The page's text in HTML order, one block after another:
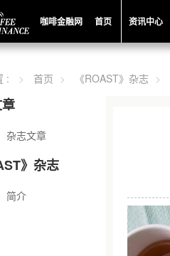
咖啡金融网 首页 资讯中心
: 首页 《ROAST》杂志
杂志文章
》杂志
简介